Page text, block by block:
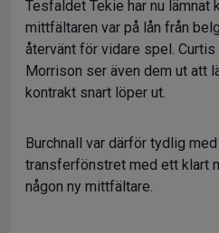
Tesfaldet Tekie har nu lämnat
mittfältaren var på lån från
återvänt för vidare spel. Curtis
Morrison ser även dem ut att
kontrakt snart löper ut.
Burchnall var därför tydlig
transferfönstret med ett klart
någon ny mittfältare.